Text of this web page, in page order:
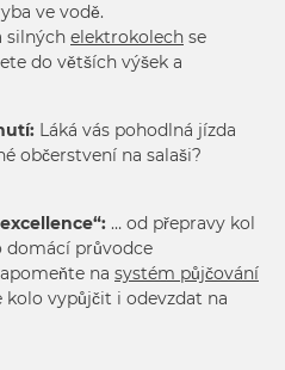
ve vodě.
silných elektrokolech se
do větších výšek a
Láká vás pohodlná jízda
občerstvení na salaši?
… od přepravy kol
domácí průvodce
na systém půjčování
kolo vypůjčit i odevzdat na